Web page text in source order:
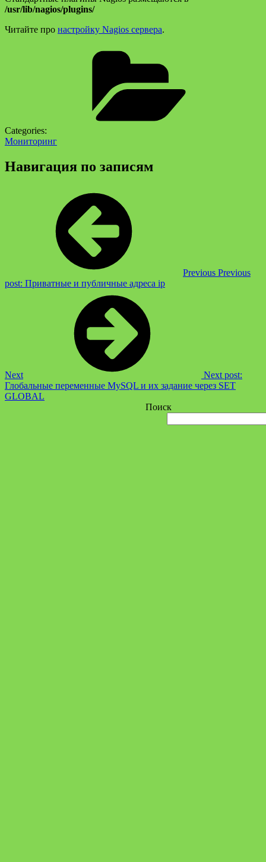
/usr/lib/nagios/plugins/
Читайте про настройку Nagios сервера.
Categories:
Мониторинг
Навигация по записям
Previous Previous
post: Приватные и публичные адреса ip
Next
Next post:
Глобальные переменные MySQL и их задание через SET
GLOBAL
Поиск